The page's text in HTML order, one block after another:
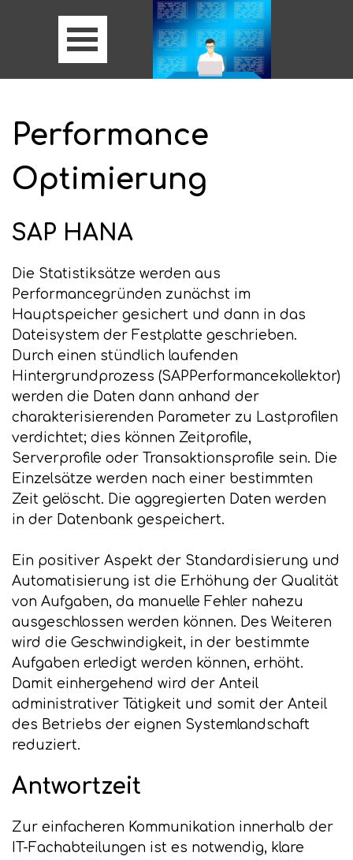
Performance
Optimierung
SAP HANA
Die Statistiksätze werden aus
Performancegründen zunächst im
Hauptspeicher gesichert und dann in das
Dateisystem der Festplatte geschrieben.
Durch einen stündlich laufenden
Hintergrundprozess (SAPPerformancekollektor)
werden die Daten dann anhand der
charakterisierenden Parameter zu Lastprofilen
verdichtet; dies können Zeitprofile,
Serverprofile oder Transaktionsprofile sein. Die
Einzelsätze werden nach einer bestimmten
Zeit gelöscht. Die aggregierten Daten werden
in der Datenbank gespeichert.
Ein positiver Aspekt der Standardisierung und
Automatisierung ist die Erhöhung der Qualität
von Aufgaben, da manuelle Fehler nahezu
ausgeschlossen werden können. Des Weiteren
wird die Geschwindigkeit, in der bestimmte
Aufgaben erledigt werden können, erhöht.
Damit einhergehend wird der Anteil
administrativer Tätigkeit und somit der Anteil
des Betriebs der eignen Systemlandschaft
reduziert.
Antwortzeit
Zur einfacheren Kommunikation innerhalb der
IT-Fachabteilungen ist es notwendig, klare